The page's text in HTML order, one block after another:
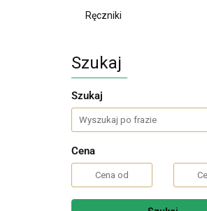
Ręczniki
Szukaj
Szukaj
Cena